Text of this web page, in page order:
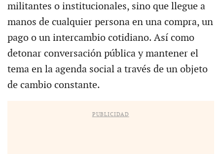
militantes o institucionales, sino que llegue a
manos de cualquier persona en una compra, un
pago o un intercambio cotidiano. Así como
detonar conversación pública y mantener el
tema en la agenda social a través de un objeto
de cambio constante.
PUBLICIDAD